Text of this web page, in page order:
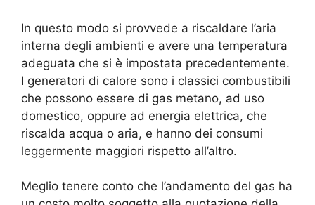
In questo modo si provvede a riscaldare l’aria
interna degli ambienti e avere una temperatura
adeguata che si è impostata precedentemente.
I generatori di calore sono i classici combustibili
che possono essere di gas metano, ad uso
domestico, oppure ad energia elettrica, che
riscalda acqua o aria, e hanno dei consumi
leggermente maggiori rispetto all’altro.
Meglio tenere conto che l’andamento del gas ha